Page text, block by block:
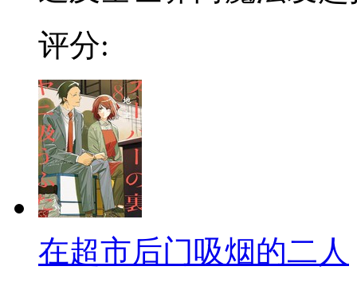
评分:
在超市后门吸烟的二人